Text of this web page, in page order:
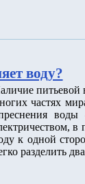
воду?
питьевой
частях
воды
в
к одной
разделить